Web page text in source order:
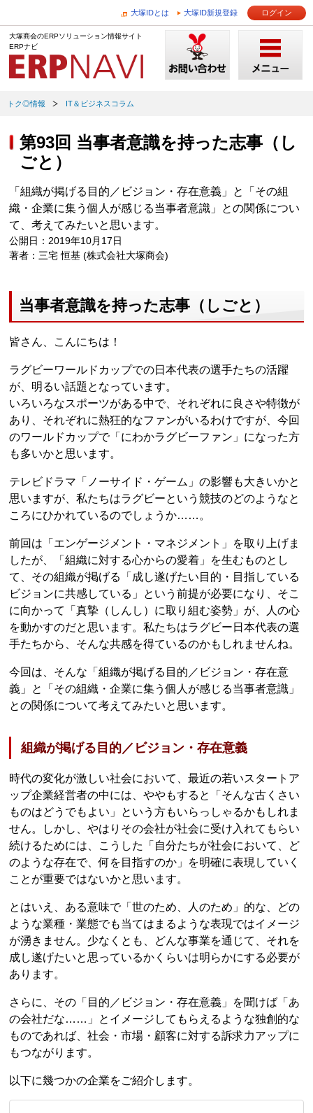
大塚IDとは 大塚ID新規登録 ログイン
大塚商会のERPソリューション情報サイト
ERPナビ
トク◎情報 IT＆ビジネスコラム
第93回 当事者意識を持った志事（し
ごと）
「組織が掲げる目的／ビジョン・存在意義」と「その組
織・企業に集う個人が感じる当事者意識」との関係につい
て、考えてみたいと思います。
公開日：2019年10月17日
著者：三宅 恒基 (株式会社大塚商会)
当事者意識を持った志事（しごと）
皆さん、こんにちは！
ラグビーワールドカップでの日本代表の選手たちの活躍
が、明るい話題となっています。
いろいろなスポーツがある中で、それぞれに良さや特徴が
あり、それぞれに熱狂的なファンがいるわけですが、今回
のワールドカップで「にわかラグビーファン」になった方
も多いかと思います。
テレビドラマ「ノーサイド・ゲーム」の影響も大きいかと
思いますが、私たちはラグビーという競技のどのようなと
ころにひかれているのでしょうか……。
前回は「エンゲージメント・マネジメント」を取り上げま
したが、「組織に対する心からの愛着」を生むものとし
て、その組織が掲げる「成し遂げたい目的・目指している
ビジョンに共感している」という前提が必要になり、そこ
に向かって「真摯（しんし）に取り組む姿勢」が、人の心
を動かすのだと思います。私たちはラグビー日本代表の選
手たちから、そんな共感を得ているのかもしれませんね。
今回は、そんな「組織が掲げる目的／ビジョン・存在意
義」と「その組織・企業に集う個人が感じる当事者意識」
との関係について考えてみたいと思います。
組織が掲げる目的／ビジョン・存在意義
時代の変化が激しい社会において、最近の若いスタートア
ップ企業経営者の中には、ややもすると「そんな古くさい
ものはどうでもよい」という方もいらっしゃるかもしれま
せん。しかし、やはりその会社が社会に受け入れてもらい
続けるためには、こうした「自分たちが社会において、ど
のような存在で、何を目指すのか」を明確に表現していく
ことが重要ではないかと思います。
とはいえ、ある意味で「世のため、人のため」的な、どの
ような業種・業態でも当てはまるような表現ではイメージ
が湧きません。少なくとも、どんな事業を通じて、それを
成し遂げたいと思っているかくらいは明らかにする必要が
あります。
さらに、その「目的／ビジョン・存在意義」を聞けば「あ
の会社だな……」とイメージしてもらえるような独創的な
ものであれば、社会・市場・顧客に対する訴求力アップに
もつながります。
以下に幾つかの企業をご紹介します。